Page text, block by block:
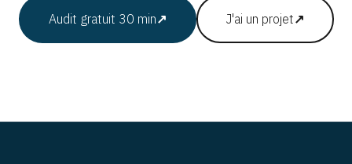
Audit gratuit 30 min↗ J'ai un projet↗